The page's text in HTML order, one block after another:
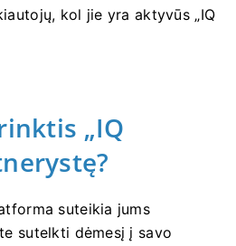
kol jie yra aktyvūs „IQ
„IQ
suteikia jums
sutelkti dėmesį į savo